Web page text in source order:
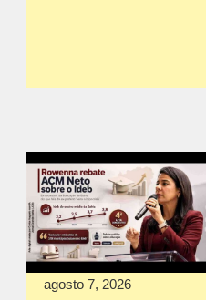
agosto 7, 2026